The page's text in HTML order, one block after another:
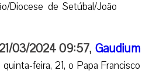
Diocese de Setúbal/João
03/2024 09:57, Gaudium
feira, 21, o Papa Francisco